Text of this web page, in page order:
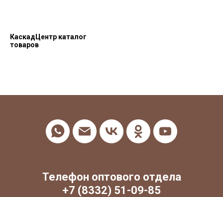
КаскадЦентр каталог
товаров
Телефон оптового отдела
+7 (8332) 51-09-85